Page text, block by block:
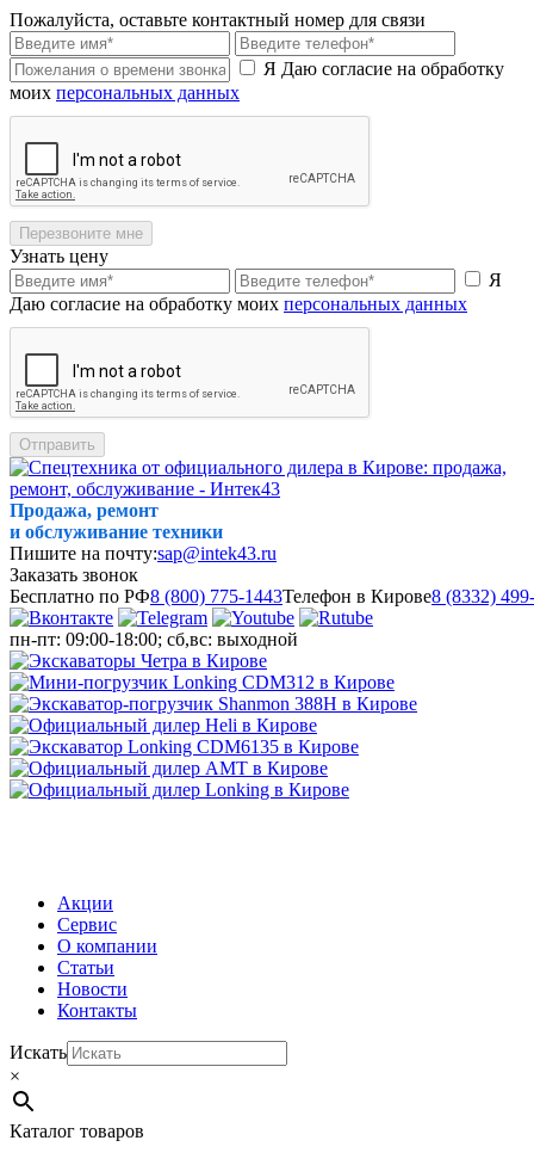
Пожалуйста, оставьте контактный номер для связи
Я Даю согласие на обработку
моих персональных данных
Перезвоните мне
Узнать цену
Я
Даю согласие на обработку моих персональных данных
Отправить
Продажа, ремонт
и обслуживание техники
Пишите на почту:sap@intek43.ru
Заказать звонок
Бесплатно по РФ8 (800) 775-1443Телефон в Кирове8 (8332)
пн-пт: 09:00-18:00; сб,вс: выходной
Акции
Сервис
О компании
Статьи
Новости
Контакты
Искать
×
Каталог товаров